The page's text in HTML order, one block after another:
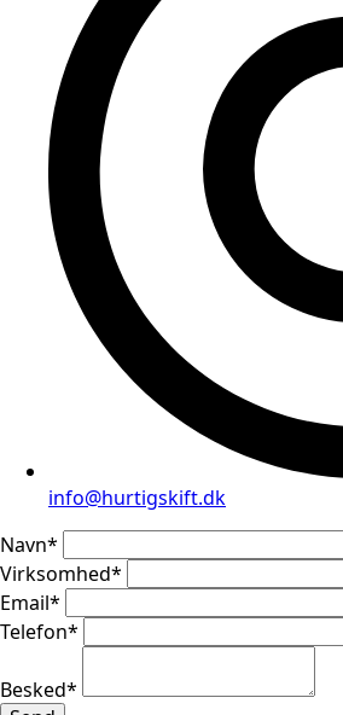
info@hurtigskift.dk
Navn*
Virksomhed*
Email*
Telefon*
Besked*